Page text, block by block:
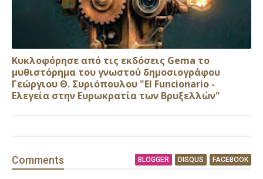
Κυκλοφόρησε από τις εκδόσεις Gema το
μυθιστόρημα του γνωστού δημοσιογράφου
Γεώργιου Θ. Συριόπουλου "El Funcionario -
Ελεγεία στην Ευρωκρατία των Βρυξελλών"
Comments BLOGGER DISQUS FACEBOOK